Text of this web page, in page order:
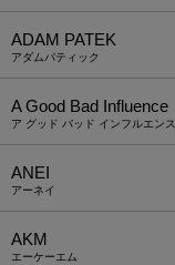
ADAM PATEK
アダムパティック
A Good Bad Influence
ア グッド バッド インフルエンス
ANEI
アーネイ
AKM
エーケーエム